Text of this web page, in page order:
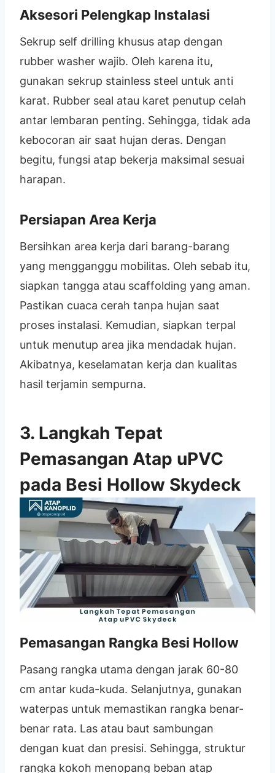
Aksesori Pelengkap Instalasi
Sekrup self drilling khusus atap dengan
rubber washer wajib. Oleh karena itu,
gunakan sekrup stainless steel untuk anti
karat. Rubber seal atau karet penutup celah
antar lembaran penting. Sehingga, tidak ada
kebocoran air saat hujan deras. Dengan
begitu, fungsi atap bekerja maksimal sesuai
harapan.
Persiapan Area Kerja
Bersihkan area kerja dari barang-barang
yang mengganggu mobilitas. Oleh sebab itu,
siapkan tangga atau scaffolding yang aman.
Pastikan cuaca cerah tanpa hujan saat
proses instalasi. Kemudian, siapkan terpal
untuk menutup area jika mendadak hujan.
Akibatnya, keselamatan kerja dan kualitas
hasil terjamin sempurna.
3. Langkah Tepat
Pemasangan Atap uPVC
pada Besi Hollow Skydeck
Pemasangan Rangka Besi Hollow
Pasang rangka utama dengan jarak 60-80
cm antar kuda-kuda. Selanjutnya, gunakan
waterpas untuk memastikan rangka benar-
benar rata. Las atau baut sambungan
dengan kuat dan presisi. Sehingga, struktur
rangka kokoh menopang beban atap